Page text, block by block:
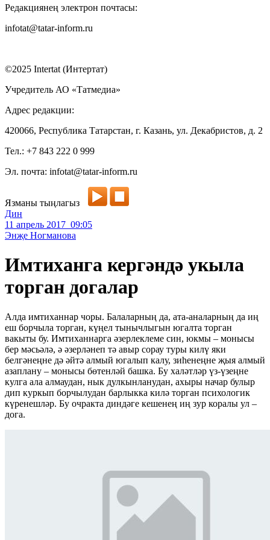
Редакциянең электрон почтасы:
infotat@tatar-inform.ru
©2025 Intertat (Интертат)
Учредитель АО «Татмедиа»
Адрес редакции:
420066, Республика Татарстан, г. Казань, ул. Декабристов, д. 2
Тел.: +7 843 222 0 999
Эл. почта: infotat@tatar-inform.ru
Язманы тыңлагыз
Дин
11 апрель 2017 09:05
Энҗе Ногманова
Имтиханга кергәндә укыла
торган догалар
Алда имтиханнар чоры. Балаларның да, ата-аналарның да иң
еш борчыла торган, күңел тынычлыгын югалта торган
вакыты бу. Имтиханнарга әзерлеклеме син, юкмы – монысы
бер мәсьәлә, ә әзерләнеп тә авыр сорау туры килү яки
белгәнеңне дә әйтә алмый югалып калу, зиһенеңне җыя алмый
азаплану – монысы бөтенләй башка. Бу халәтләр үз-үзеңне
кулга ала алмаудан, нык дулкынланудан, ахыры начар булыр
дип куркып борчылудан барлыкка килә торган психологик
күренешләр. Бу очракта диндәге кешенең иң зур коралы ул –
дога.